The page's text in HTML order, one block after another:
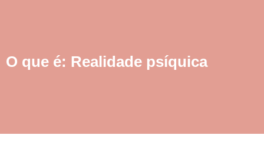
O que é: Realidade psíquica